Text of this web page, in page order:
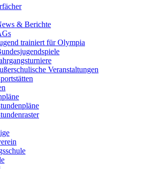
& Berichte
trainiert für Olympia
Veranstaltungen